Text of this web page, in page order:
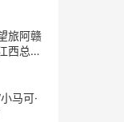
举办
旅阿赣
西总商
马可·